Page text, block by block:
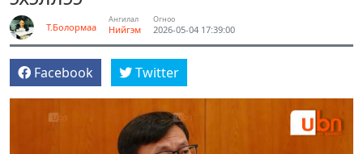
Т.Болормаа
Ангилал
Нийгэм
Огноо
2026-05-04 17:39:00
Facebook Twitter